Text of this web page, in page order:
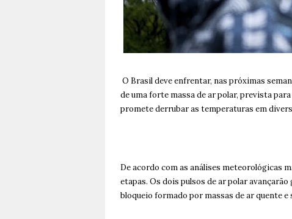
O Brasil deve enfrentar, nas próximas
de uma forte massa de ar polar, prevista
promete derrubar as temperaturas em
De acordo com as análises meteorológicas
etapas. Os dois pulsos de ar polar
bloqueio formado por massas de ar quente